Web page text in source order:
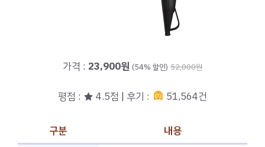
가격 : 23,900원 (54% 할인) 52,000원
평점 : ★ 4.5점 | 후기 : 51,564건
구분 내용